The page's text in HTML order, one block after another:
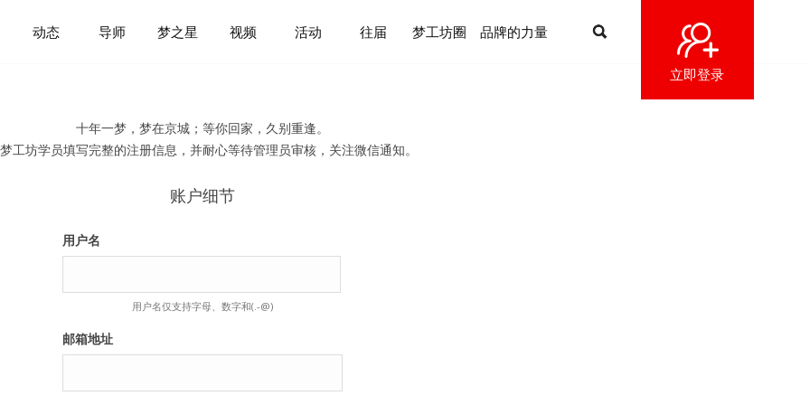
立即登录
动态 导师 梦之星 视频 活动 往届 梦工坊圈 品牌的力量
十年一梦，梦在京城；等你回家，久别重逢。
工坊学员填写完整的注册信息，并耐心等待管理员审核，关注微信通知。
账户细节
用户名
用户名仅支持字母、数字和(.-@)
邮箱地址